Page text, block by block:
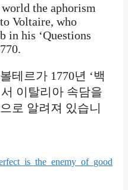
the aphorism
Voltaire, who
in his ‘Questions
테르가 1770년 ‘백
이탈리아 속담을
로 알려져 있습니